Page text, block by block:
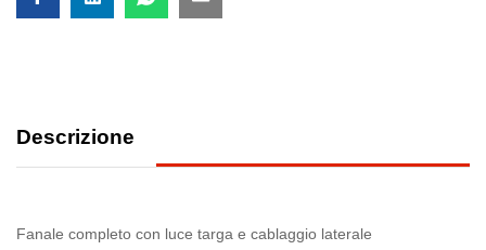
Descrizione
Fanale completo con luce targa e cablaggio laterale